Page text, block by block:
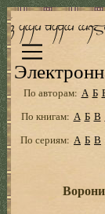
По авторам: А Б
По книгам: А Б В
По сериям: А Б В